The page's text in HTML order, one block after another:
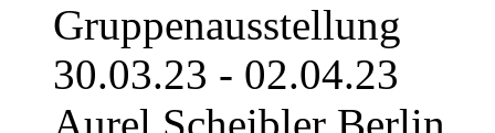
Gruppenausstellung
30.03.23 - 02.04.23
Aurel Scheibler Berlin